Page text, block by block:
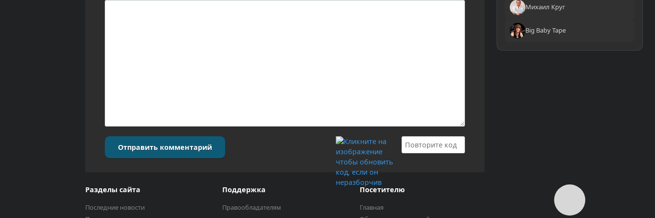
Михаил Круг
Big Baby Tape
Отправить комментарий
Разделы сайта
Последние новости
Поддержка
Правообладателям
Посетителю
Главная